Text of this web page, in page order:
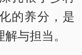
的养分，是
与担当。